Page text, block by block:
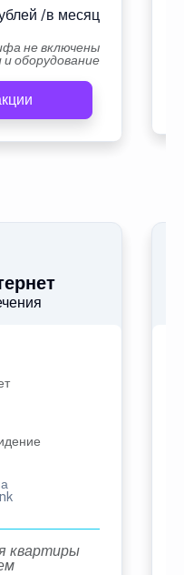
/в месяц
не включены
оборудование
квартиры